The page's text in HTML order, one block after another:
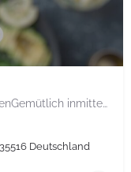
ein Dorftreff mit Gastraum und BiergartenGemütlich inmitten unserem idyllischen Trais Münzenberg, entlang…
Deutschland